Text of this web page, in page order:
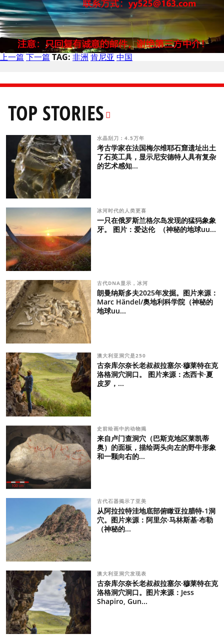
上一篇 下一篇 TAG: 非洲 肯尼亚 中国
TOP STORIES
水晶刮刀：4.5万年
考古学家在法国梅尔维耶石窟遗址出土
了石英工具，显示尼安德特人具有复杂
的艺术感知...
冰河时代的人类更喜
一只在俄罗斯兰格尔岛发现的猛犸象象
牙。 图片：爱达伦 （神秘的地球uu...
古代DNA显示，冰河
朗曼纳斯多夫2025年发掘。图片来源：
Marc Händel/奥地利科学院（神秘的
地球uu...
澳大利亚洞穴是250
古奈库尔奈长老叔叔拉塞尔·穆莱特在克
洛格洞穴洞口。 图片来源：杰西卡·夏
皮罗，...
史前绘画中的动物揭
来自卢门查洞穴（巴斯克地区莱凯蒂
奥）的面板，描绘两头向左的野牛形象
和一颗向右的...
古代石器揭示了亚美
从阿拉拉特洼地底部俯瞰亚拉腊特-1洞
穴。图片来源：阿里尔·马林斯基·布勒
（神秘的...
澳大利亚洞穴发现表
古奈库尔奈长老叔叔拉塞尔·穆莱特在克
洛格洞穴洞口。图片来源：Jess
Shapiro, Gun...